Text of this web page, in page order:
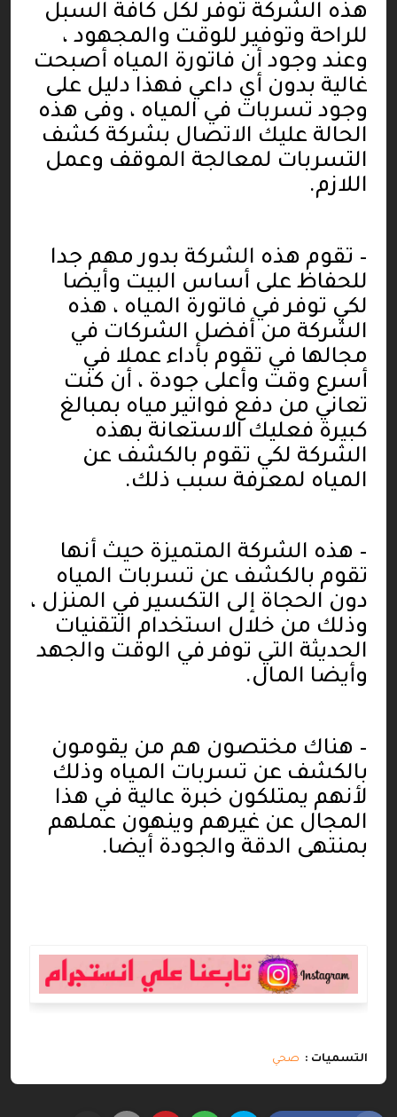
هذه الشركة توفر لكل كافة السبل
للراحة وتوفير للوقت والمجهود ،
وعند وجود أن فاتورة المياه أصبحت
غالية بدون أي داعي فهذا دليل على
وجود تسربات في المياه ، وفى هذه
الحالة عليك الاتصال بشركة كشف
التسربات لمعالجة الموقف وعمل
اللازم.
– تقوم هذه الشركة بدور مهم جدا
للحفاظ على أساس البيت وأيضا
لكي توفر في فاتورة المياه ، هذه
الشركة من أفضل الشركات في
مجالها في تقوم بأداء عملا في
أسرع وقت وأعلى جودة ، أن كنت
تعاني من دفع فواتير مياه بمبالغ
كبيرة فعليك الاستعانة بهذه
الشركة لكي تقوم بالكشف عن
المياه لمعرفة سبب ذلك.
– هذه الشركة المتميزة حيث أنها
تقوم بالكشف عن تسربات المياه
دون الحجاة إلى التكسير في المنزل ،
وذلك من خلال استخدام التقنيات
الحديثة التي توفر في الوقت والجهد
وأيضا المال.
– هناك مختصون هم من يقومون
بالكشف عن تسربات المياه وذلك
لأنهم يمتلكون خبرة عالية في هذا
المجال عن غيرهم وينهون عملهم
بمنتهى الدقة والجودة أيضا.
التسميات : صحي